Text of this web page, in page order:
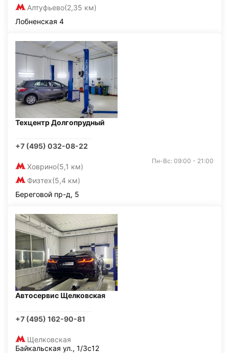
Алтуфьево(2,35 км)
Лобненская 4
Техцентр Долгопрудный
+7 (495) 032-08-22
Ховрино(5,1 км)
Физтех(5,4 км)
Пн-Вс: 09:00 - 21:00
Береговой пр-д, 5
Автосервис Щелковская
+7 (495) 162-90-81
Щелковская
Байкальская ул., 1/3с12